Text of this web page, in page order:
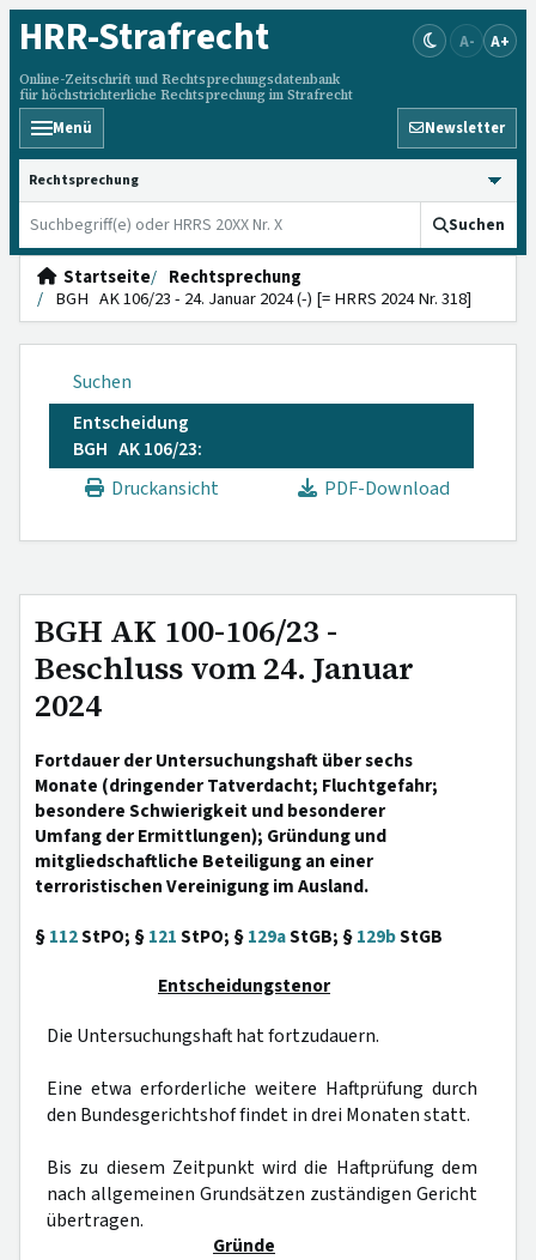
HRR-Strafrecht
Online-Zeitschrift und Rechtsprechungsdatenbank
für höchstrichterliche Rechtsprechung im Strafrecht
A- A+
Menü Newsletter
HRRS durchsuchen
Suchen
Startseite
Rechtsprechung
BGH AK 106/23 - 24. Januar 2024 (-) [= HRRS 2024 Nr. 318]
Suchen
Entscheidung
BGH AK 106/23:
Druckansicht
PDF-Download
BGH AK 100-106/23 -
Beschluss vom 24. Januar
2024
Fortdauer der Untersuchungshaft über sechs
Monate (dringender Tatverdacht; Fluchtgefahr;
besondere Schwierigkeit und besonderer
Umfang der Ermittlungen); Gründung und
mitgliedschaftliche Beteiligung an einer
terroristischen Vereinigung im Ausland.
§112StPO; §121StPO; §129aStGB; §129bStGB
Entscheidungstenor
Die Untersuchungshaft hat fortzudauern.
Eine etwa erforderliche weitere Haftprüfung durch
den Bundesgerichtshof findet in drei Monaten statt.
Bis zu diesem Zeitpunkt wird die Haftprüfung dem
nach allgemeinen Grundsätzen zuständigen Gericht
übertragen.
Gründe